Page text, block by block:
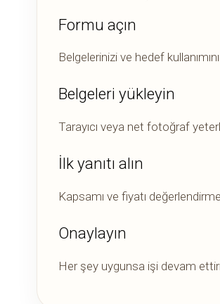
Formu açın
Belgelerinizi ve hedef
Belgeleri yükleyin
Tarayıcı veya net fotoğraf
İlk yanıtı alın
Kapsamı ve fiyatı
Onaylayın
Her şey uygunsa işi devam